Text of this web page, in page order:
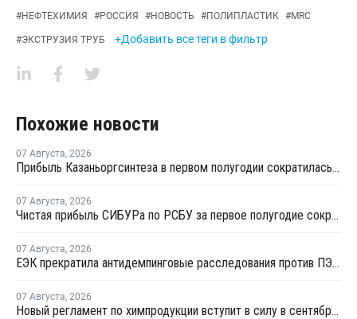
#НЕФТЕХИМИЯ #РОССИЯ #НОВОСТЬ #ПОЛИПЛАСТИК #MRC
#ЭКСТРУЗИЯ ТРУБ +Добавить все теги в фильтр
Похожие новости
07 Августа, 2026
Прибыль Казаньоргсинтеза в первом полугодии сократилась более чем в 2 раза
07 Августа, 2026
Чистая прибыль СИБУРа по РСБУ за первое полугодие сократилась в 3,6 раза
07 Августа, 2026
ЕЭК прекратила антидемпинговые расследования против ПЭ и ПП из Азербайджана и Туркменистана
07 Августа, 2026
Новый регламент по химпродукции вступит в силу в сентябре 2027 года